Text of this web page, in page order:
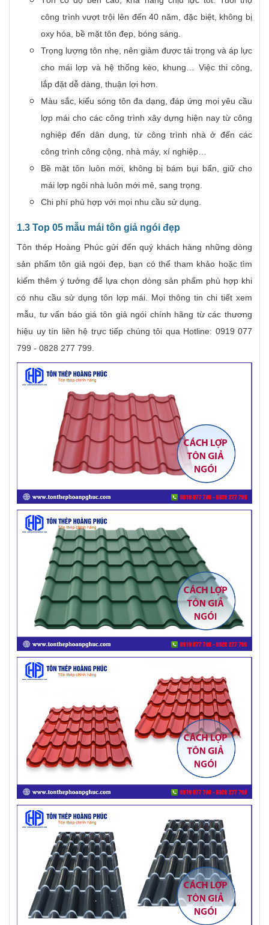
công trình vượt trội lên đến 40 năm, đặc biệt, không bị
oxy hóa, bề mặt tôn đẹp, bóng sáng.
Trọng lượng tôn nhẹ, nên giảm được tải trọng và áp lực
cho mái lợp và hệ thống kèo, khung… Việc thi công,
lắp đặt dễ dàng, thuận lợi hơn.
Màu sắc, kiểu sóng tôn đa dạng, đáp ứng mọi yêu cầu
lợp mái cho các công trình xây dựng hiện nay từ công
nghiệp đến dân dụng, từ công trình nhà ở đến các
công trình công cộng, nhà máy, xí nghiệp…
Bề mặt tôn luôn mới, không bị bám bụi bẩn, giữ cho
mái lợp ngôi nhà luôn mới mẻ, sang trọng.
Chi phí phù hợp với mọi nhu cầu sử dụng.
1.3 Top 05 mẫu mái tôn giả ngói đẹp
Tôn thép Hoàng Phúc gửi đến quý khách hàng những dòng
sản phẩm tôn giả ngói đẹp, bạn có thể tham khảo hoặc tìm
kiếm thêm ý tưởng để lựa chọn dòng sản phẩm phù hợp khi
có nhu cầu sử dụng tôn lợp mái. Mọi thông tin chi tiết xem
mẫu, tư vấn báo giá tôn giả ngói chính hãng từ các thương
hiệu uy tín liên hệ trực tiếp chúng tôi qua Hotline: 0919 077
799 - 0828 277 799.